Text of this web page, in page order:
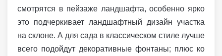
смотрятся в пейзаже ландшафта, особенно ярко
это подчеркивает ландшафтный дизайн участка
на склоне. А для сада в классическом стиле лучше
всего подойдут декоративные фонтаны; плюс ко